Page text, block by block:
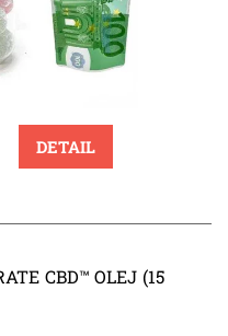
DETAIL
CBD™ OLEJ (15